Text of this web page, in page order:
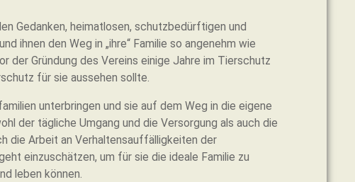
Gedanken, heimatlosen, schutzbedürftigen und
ihnen den Weg in „ihre“ Familie so angenehm wie
der Gründung des Vereins einige Jahre im Tierschutz
für sie aussehen sollte.
unterbringen und sie auf dem Weg in die eigene
der tägliche Umgang und die Versorgung als auch die
die Arbeit an Verhaltensauffälligkeiten der
einzuschätzen, um für sie die ideale Familie zu
leben können.